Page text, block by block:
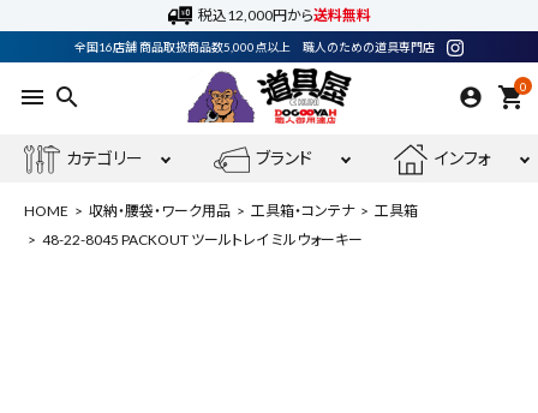
税込12,000円から送料無料
全国16店舗 商品取扱商品数5,000点以上 職人のための道具専門店
menu search 0
shopping_cart
カテゴリー ブランド インフォ
HOME 収納・腰袋・ワーク用品 工具箱・コンテナ
工具箱
48-22-8045 PACKOUT ツールトレイ ミルウォーキー